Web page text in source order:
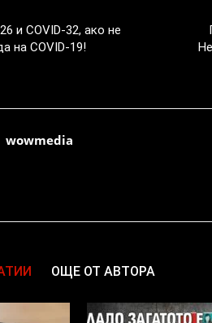
и COVID-32, ако не
на COVID-19!
wowmedia
ОЩЕ ОТ АВТОРА